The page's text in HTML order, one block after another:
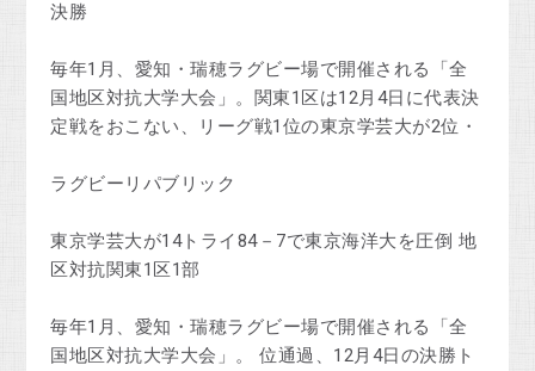
決勝
毎年1月、愛知・瑞穂ラグビー場で開催される「全
国地区対抗大学大会」。関東1区は12月4日に代表決
定戦をおこない、リーグ戦1位の東京学芸大が2位・
ラグビーリパブリック
東京学芸大が14トライ84－7で東京海洋大を圧倒 地
区対抗関東1区1部
毎年1月、愛知・瑞穂ラグビー場で開催される「全
国地区対抗大学大会」。 位通過、12月4日の決勝ト